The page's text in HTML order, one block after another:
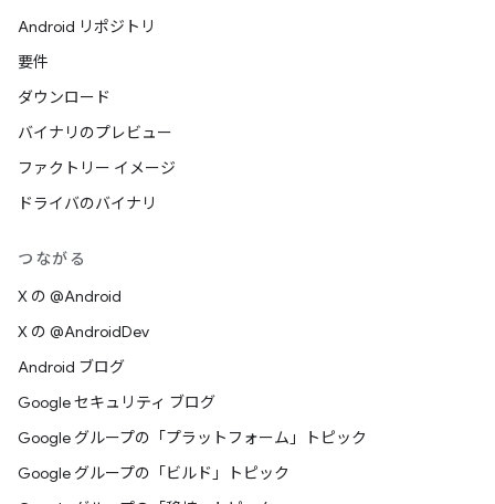
Android リポジトリ
要件
ダウンロード
バイナリのプレビュー
ファクトリー イメージ
ドライバのバイナリ
つながる
X の @Android
X の @AndroidDev
Android ブログ
Google セキュリティ ブログ
Google グループの「プラットフォーム」トピック
Google グループの「ビルド」トピック